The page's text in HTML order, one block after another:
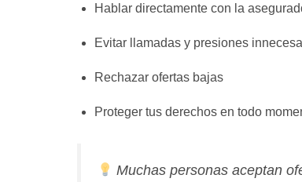
Hablar directamente con la
Evitar llamadas y presiones
Rechazar ofertas bajas
Proteger tus derechos en todo
Muchas personas aceptan